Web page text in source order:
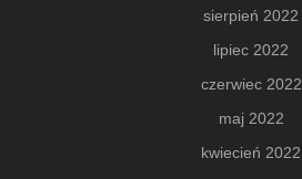
sierpień 2022
lipiec 2022
czerwiec 2022
maj 2022
kwiecień 2022